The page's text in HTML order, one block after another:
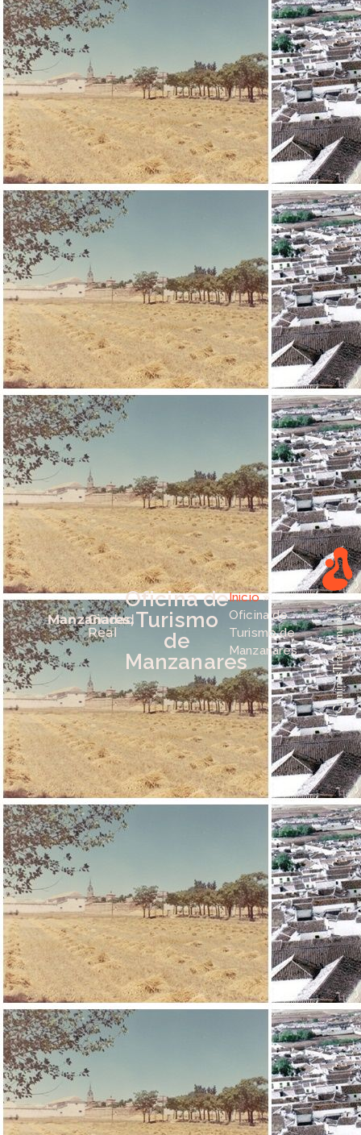
Manzanares,
Ciudad
Real
Oficina de
Turismo
de
Manzanares
Inicio»
Oficina de
Turismo de
Manzanares